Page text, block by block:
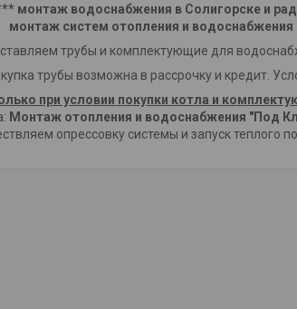
монтаж водоснабжения в Солигорске и
монтаж систем отопления и водоснабжения
трубы и комплектующие для
трубы возможна в рассрочку и кредит.
при условии покупки котла и
Монтаж отопления и водоснабжения "Под
опрессовку системы и запуск теплого